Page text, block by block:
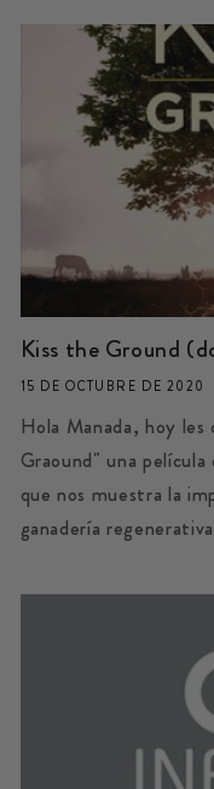
Kiss the Ground
15 DE OCTUBRE DE 2020
Hola Manada, hoy
Graound" una
que nos muestra la
ganadería